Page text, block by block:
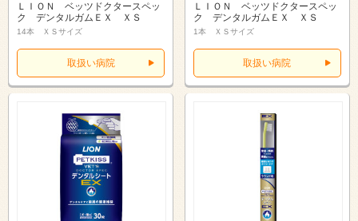
ＬＩＯＮ ベッツドクタースペッ
ク デンタルガムＥＸ ＸＳ
14本 ＸＳサイズ
取扱い病院
ＬＩＯＮ ベッツドクタースペッ
ク デンタルガムＥＸ ＸＳ
1本 ＸＳサイズ
取扱い病院